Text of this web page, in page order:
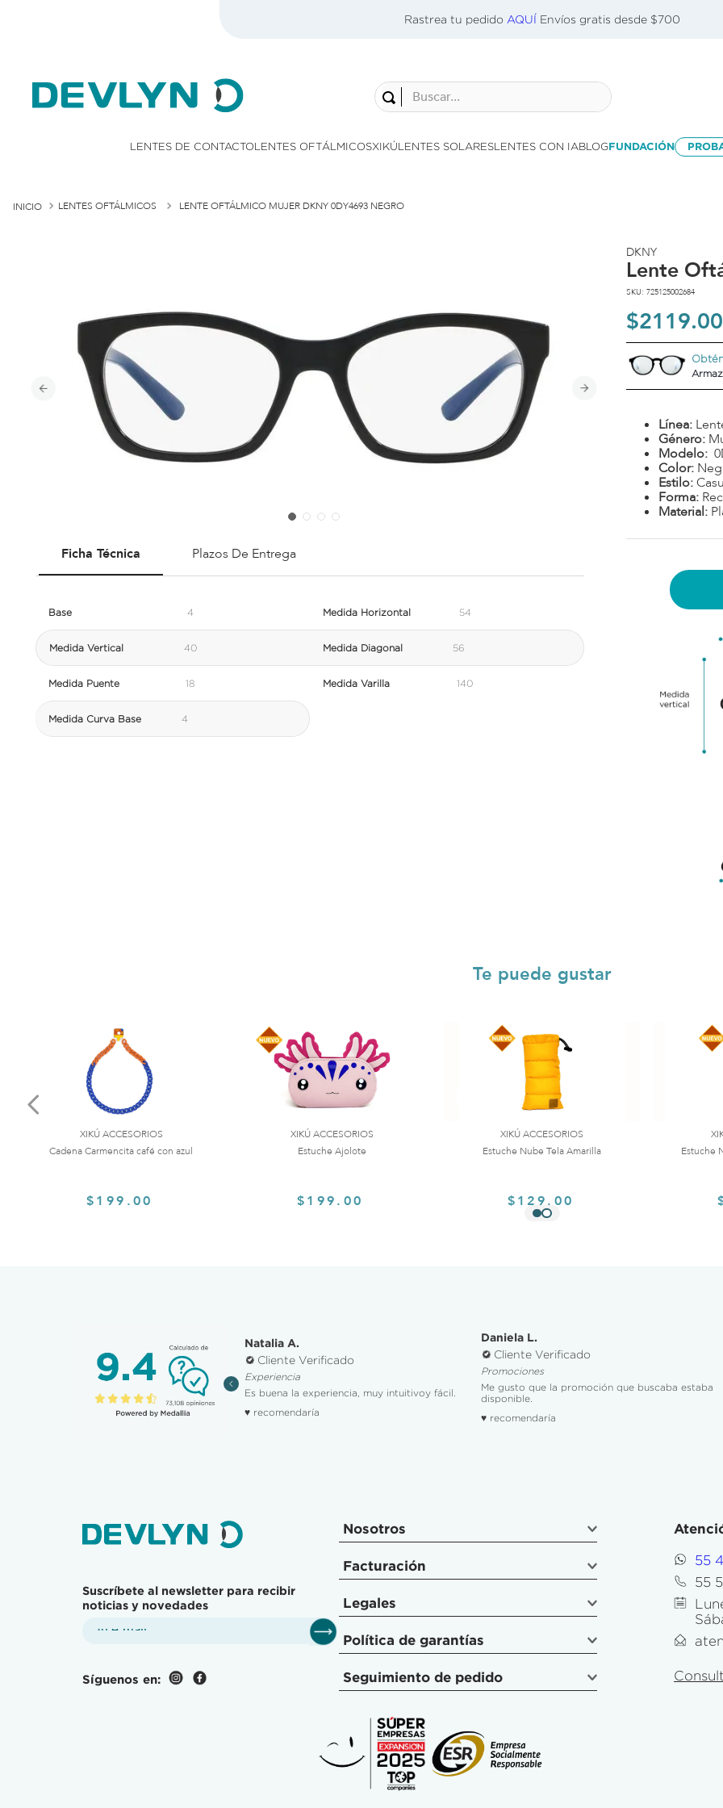
Rastrea tu pedido AQUÍ Envíos gratis desde $700
Buscar...
LENTES DE CONTACTOLENTES OFTÁLMICOSXIKÚLENTES SOLARESLENTES CON IABLOGFUNDACIÓN
LENTES OFTÁLMICOS LENTE OFTÁLMICO MUJER DKNY 0DY4693 NEGRO
Ficha Técnica Plazos De Entrega
Base 4 Medida Horizontal 54
Medida Vertical 40 Medida Diagonal 56
Medida Puente 18 Medida Varilla 140
Medida Curva Base 4
DKNY
Lente
SKU: 725125002684
$2119.00
Línea:
Género:
Modelo:
Color:
Estilo:
Forma:
Material:
Te puede gustar
XIKÚ ACCESORIOS
Cadena Carmencita café con azul
$199.00
XIKÚ ACCESORIOS
Estuche Ajolote
$199.00
XIKÚ ACCESORIOS
Estuche Nube Tela Amarilla
$129.00
Estuche
publicidad, promociones y descuentos
y facilidad para hacer la compra.
Natalia A.
Cliente Verificado
Experiencia
Es buena la experiencia, muy intuitivoy fácil.
♥ recomendaría
Daniela L.
Cliente Verificado
Promociones
Me gusto que la promoción que buscaba estaba
disponible.
♥ recomendaría
Suscríbete al newsletter para recibir
noticias y novedades
Síguenos en:
Nosotros
Facturación
Legales
Política de garantías
Seguimiento de pedido
55
55